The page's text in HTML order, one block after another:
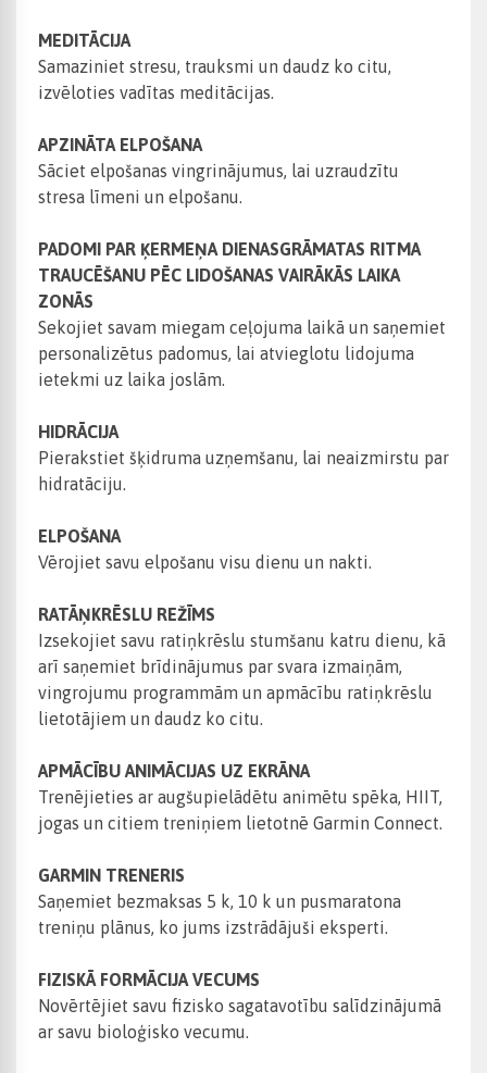
MEDITĀCIJA
Samaziniet stresu, trauksmi un daudz ko citu,
izvēloties vadītas meditācijas.
APZINĀTA ELPOŠANA
Sāciet elpošanas vingrinājumus, lai uzraudzītu
stresa līmeni un elpošanu.
PADOMI PAR ĶERMEŅA DIENASGRĀMATAS RITMA
TRAUCĒŠANU PĒC LIDOŠANAS VAIRĀKĀS LAIKA
ZONĀS
Sekojiet savam miegam ceļojuma laikā un saņemiet
personalizētus padomus, lai atvieglotu lidojuma
ietekmi uz laika joslām.
HIDRĀCIJA
Pierakstiet šķidruma uzņemšanu, lai neaizmirstu par
hidratāciju.
ELPOŠANA
Vērojiet savu elpošanu visu dienu un nakti.
RATĀŅKRĒSLU REŽĪMS
Izsekojiet savu ratiņkrēslu stumšanu katru dienu, kā
arī saņemiet brīdinājumus par svara izmaiņām,
vingrojumu programmām un apmācību ratiņkrēslu
lietotājiem un daudz ko citu.
APMĀCĪBU ANIMĀCIJAS UZ EKRĀNA
Trenējieties ar augšupielādētu animētu spēka, HIIT,
jogas un citiem treniņiem lietotnē Garmin Connect.
GARMIN TRENERIS
Saņemiet bezmaksas 5 k, 10 k un pusmaratona
treniņu plānus, ko jums izstrādājuši eksperti.
FIZISKĀ FORMĀCIJA VECUMS
Novērtējiet savu fizisko sagatavotību salīdzinājumā
ar savu bioloģisko vecumu.